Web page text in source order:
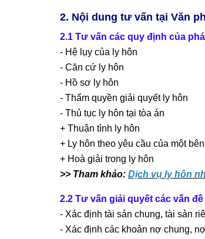
2. Nội dung tư vấn tại Văn
2.1 Tư vấn các quy định của
- Hệ lụy của ly hôn
- Căn cứ ly hôn
- Hồ sơ ly hôn
- Thẩm quyền giải quyết ly hôn
- Thủ tục ly hôn tại tòa án
+ Thuận tình ly hôn
+ Ly hôn theo yêu cầu của một
+ Hoà giải trong ly hôn
>> Tham khảo: Dịch vụ ly hôn
2.2 Tư vấn giải quyết các vấn đề
- Xác định tài sản chung, tài sản
- Xác định các khoản nợ chung,